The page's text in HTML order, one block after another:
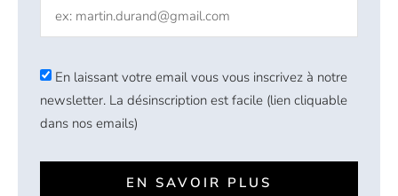
En laissant votre email vous vous inscrivez à notre
newsletter. La désinscription est facile (lien cliquable
dans nos emails)
EN SAVOIR PLUS